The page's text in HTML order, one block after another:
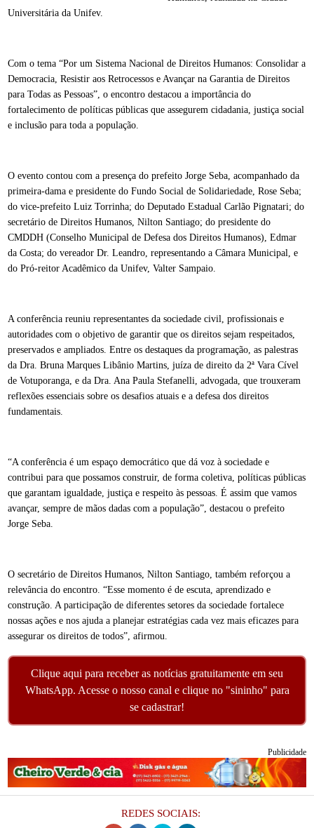
Universitária da Unifev.
Com o tema “Por um Sistema Nacional de Direitos Humanos: Consolidar a
Democracia, Resistir aos Retrocessos e Avançar na Garantia de Direitos
para Todas as Pessoas”, o encontro destacou a importância do
fortalecimento de políticas públicas que assegurem cidadania, justiça social
e inclusão para toda a população.
O evento contou com a presença do prefeito Jorge Seba, acompanhado da
primeira-dama e presidente do Fundo Social de Solidariedade, Rose Seba;
do vice-prefeito Luiz Torrinha; do Deputado Estadual Carlão Pignatari; do
secretário de Direitos Humanos, Nilton Santiago; do presidente do
CMDDH (Conselho Municipal de Defesa dos Direitos Humanos), Edmar
da Costa; do vereador Dr. Leandro, representando a Câmara Municipal, e
do Pró-reitor Acadêmico da Unifev, Valter Sampaio.
A conferência reuniu representantes da sociedade civil, profissionais e
autoridades com o objetivo de garantir que os direitos sejam respeitados,
preservados e ampliados. Entre os destaques da programação, as palestras
da Dra. Bruna Marques Libânio Martins, juíza de direito da 2ª Vara Cível
de Votuporanga, e da Dra. Ana Paula Stefanelli, advogada, que trouxeram
reflexões essenciais sobre os desafios atuais e a defesa dos direitos
fundamentais.
“A conferência é um espaço democrático que dá voz à sociedade e
contribui para que possamos construir, de forma coletiva, políticas públicas
que garantam igualdade, justiça e respeito às pessoas. É assim que vamos
avançar, sempre de mãos dadas com a população”, destacou o prefeito
Jorge Seba.
O secretário de Direitos Humanos, Nilton Santiago, também reforçou a
relevância do encontro. “Esse momento é de escuta, aprendizado e
construção. A participação de diferentes setores da sociedade fortalece
nossas ações e nos ajuda a planejar estratégias cada vez mais eficazes para
assegurar os direitos de todos”, afirmou.
Clique aqui para receber as notícias gratuitamente em seu
WhatsApp. Acesse o nosso canal e clique no "sininho" para
se cadastrar!
Publicidade
REDES SOCIAIS: